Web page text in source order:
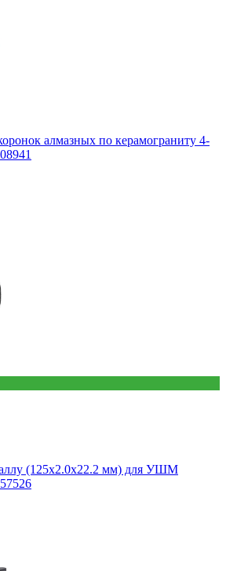
алмазных по керамограниту 4-
(125х2.0х22.2 мм) для УШМ